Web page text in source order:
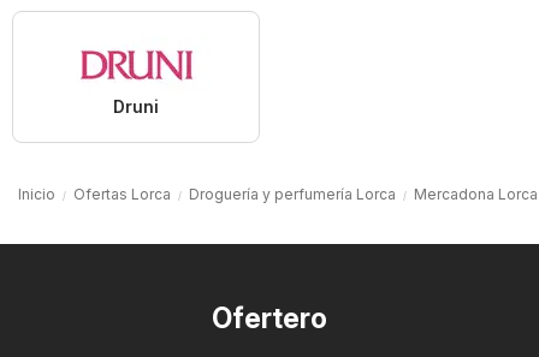
Druni
Inicio Ofertas Lorca Droguería y perfumería Lorca Mercadona Lorca
Ofertero